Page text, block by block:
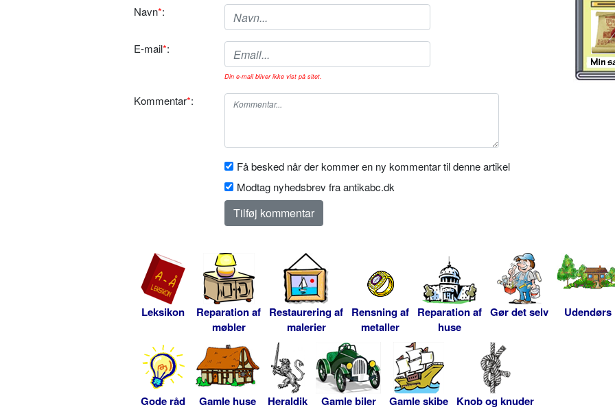
Navn*:
E-mail*:
Din e-mail bliver ikke vist på sitet.
Kommentar*:
Få besked når der kommer en ny kommentar til denne artikel
Modtag nyhedsbrev fra antikabc.dk
Leksikon
Reparation af
møbler
Restaurering af
malerier
Rensning af
metaller
Reparation af
huse
Gør det selv Udendørs
Gode råd Gamle huse Heraldik Gamle biler Gamle skibe Knob og knuder